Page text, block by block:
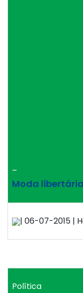
–
Moda
| 06-07-2015 |
Política